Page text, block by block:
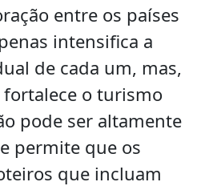
entre os países
intensifica a
de cada um, mas,
o turismo
pode ser altamente
permite que os
que incluam